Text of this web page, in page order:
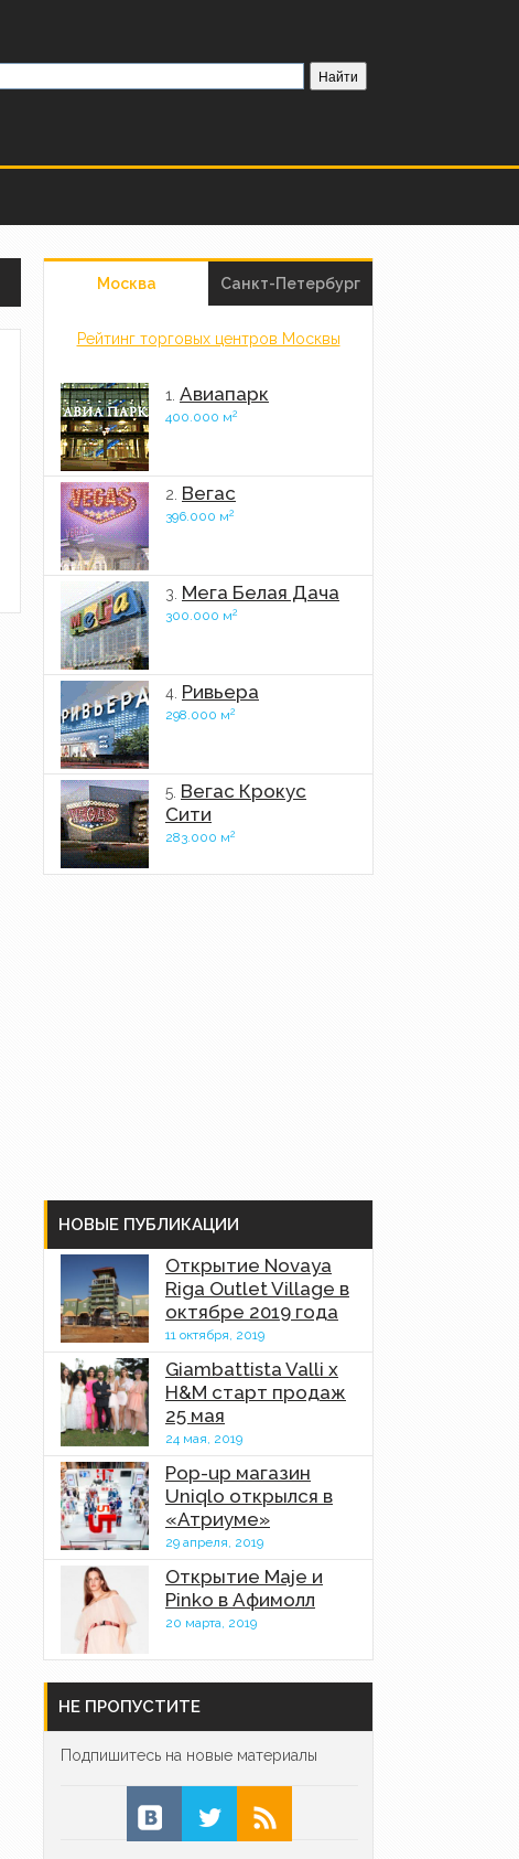
Москва Санкт-Петербург
Рейтинг торговых центров Москвы
1. Авиапарк
400.000 м2
2. Вегас
396.000 м2
3. Мега Белая Дача
300.000 м2
4. Ривьера
298.000 м2
5. Вегас Крокус
Сити
283.000 м2
НОВЫЕ ПУБЛИКАЦИИ
Открытие Novaya
Riga Outlet Village в
октябре 2019 года
11 октября, 2019
Giambattista Valli x
H&M старт продаж
25 мая
24 мая, 2019
Pop-up магазин
Uniqlo открылся в
«Атриуме»
29 апреля, 2019
Открытие Maje и
Pinko в Афимолл
20 марта, 2019
НЕ ПРОПУСТИТЕ
Подпишитесь на новые материалы